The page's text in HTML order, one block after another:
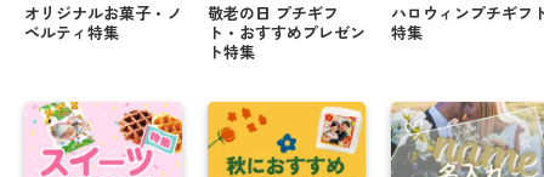
オリジナルお菓子・ノ
ベルティ特集
敬老の日 プチギフ
ト・おすすめプレゼン
ト特集
ハロウィンプチギフ
特集